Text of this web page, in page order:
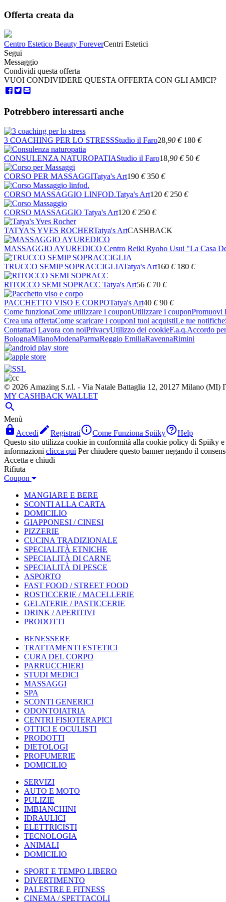
Offerta creata da
Centro Estetico Beauty ForeverCentri Estetici
Segui
Messaggio
Condividi questa offerta
VUOI CONDIVIDERE QUESTA OFFERTA CON GLI AMICI?
Potrebbero interessarti anche
3 COACHING PER LO STRESSStudio il Faro28 ,90 € 180 €
CONSULENZA NATUROPATIAStudio il Faro18 ,90 € 50 €
CORSO PER MASSAGGITatya's Art190 € 350 €
CORSO MASSAGGIO LINFOD.Tatya's Art120 € 250 €
CORSO MASSAGGIO Tatya's Art120 € 250 €
TATYA'S YVES ROCHERTatya's ArtCASHBACK
MASSAGGIO AYUREDICO Centro Reiki Ryoho Usui "La Casa
TRUCCO SEMIP SOPRACCIGLIATatya's Art160 € 180 €
RITOCCO SEMI SOPRACC Tatya's Art56 € 70 €
PACCHETTO VISO E CORPOTatya's Art40 € 90 €
Come funzionaCome utilizzare i couponUtilizzare i couponPromuovi
Crea una offertaCome scaricare i couponI tuoi acquistiLe tue notifiche
Contattaci Lavora con noiPrivacyUtilizzo dei cookieF.a.q.Accordo
BolognaMilanoModenaParmaReggio EmiliaRavennaRimini
© 2026 Amazing S.r.l. - Via Natale Battaglia 12, 20127 Milano
MY CASHBACK WALLET

Menù
 Accedi RegistratiCome Funziona SpiikyHelp
Questo sito utilizza cookie in conformità alla cookie policy di Spiiky
informazioni clicca qui Per chiudere questo banner negando il
Accetta e chiudi
Rifiuta
Coupon
MANGIARE E BERE
SCONTI ALLA CARTA
DOMICILIO
GIAPPONESI / CINESI
PIZZERIE
CUCINA TRADIZIONALE
SPECIALITÀ ETNICHE
SPECIALITÀ DI CARNE
SPECIALITÀ DI PESCE
ASPORTO
FAST FOOD / STREET FOOD
ROSTICCERIE / MACELLERIE
GELATERIE / PASTICCERIE
DRINK / APERITIVI
PRODOTTI
BENESSERE
TRATTAMENTI ESTETICI
CURA DEL CORPO
PARRUCCHIERI
STUDI MEDICI
MASSAGGI
SPA
SCONTI GENERICI
ODONTOIATRIA
CENTRI FISIOTERAPICI
OTTICI E OCULISTI
PRODOTTI
DIETOLOGI
PROFUMERIE
DOMICILIO
SERVIZI
AUTO E MOTO
PULIZIE
IMBIANCHINI
IDRAULICI
ELETTRICISTI
TECNOLOGIA
ANIMALI
DOMICILIO
SPORT E TEMPO LIBERO
DIVERTIMENTO
PALESTRE E FITNESS
CINEMA / SPETTACOLI